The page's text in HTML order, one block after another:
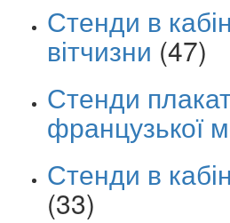
Стенди в
вітчизни (47)
Стенди
французької
Стенди в
(33)